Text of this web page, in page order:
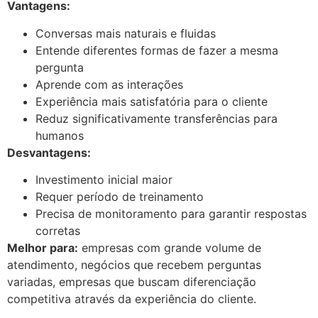
Vantagens:
Conversas mais naturais e fluidas
Entende diferentes formas de fazer a mesma
pergunta
Aprende com as interações
Experiência mais satisfatória para o cliente
Reduz significativamente transferências para
humanos
Desvantagens:
Investimento inicial maior
Requer período de treinamento
Precisa de monitoramento para garantir respostas
corretas
Melhor para: empresas com grande volume de
atendimento, negócios que recebem perguntas
variadas, empresas que buscam diferenciação
competitiva através da experiência do cliente.